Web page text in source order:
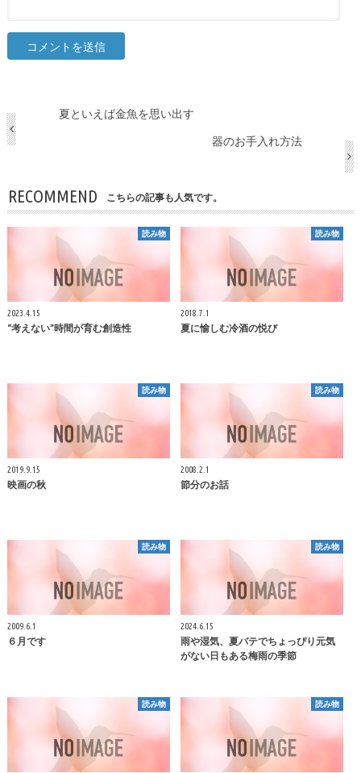
夏といえば金魚を思い出す
器のお手入れ方法
RECOMMEND こちらの記事も人気です。
読み物
2023.4.15
“考えない”時間が育む創造性
読み物
2018.7.1
夏に愉しむ冷酒の悦び
読み物
2019.9.15
映画の秋
読み物
2008.2.1
節分のお話
読み物
2009.6.1
６月です
読み物
2024.6.15
雨や湿気、夏バテでちょっぴり元気
がない日もある梅雨の季節
読み物 読み物